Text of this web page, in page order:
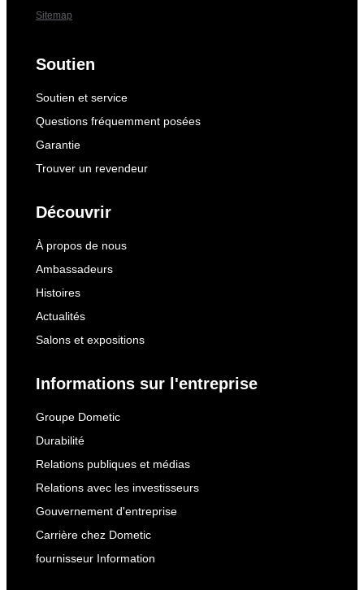
Sitemap
Soutien
Soutien et service
Questions fréquemment posées
Garantie
Trouver un revendeur
Découvrir
À propos de nous
Ambassadeurs
Histoires
Actualités
Salons et expositions
Informations sur l'entreprise
Groupe Dometic
Durabilité
Relations publiques et médias
Relations avec les investisseurs
Gouvernement d'entreprise
Carrière chez Dometic
fournisseur Information